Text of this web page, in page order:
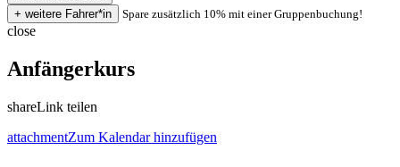
Spare zusätzlich 10% mit einer Gruppenbuchung!
close
Anfängerkurs
shareLink teilen
attachmentZum Kalendar hinzufügen